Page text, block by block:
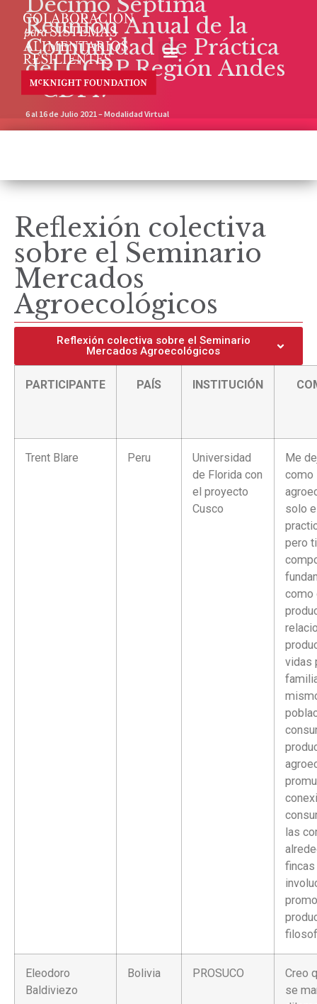
Reunión Anual de la
Comunidad de Práctica
del CCRP Región Andes
- CDP17
6 al 16 de Julio 2021 – Modalidad Virtual
Reflexión colectiva
sobre el Seminario
Mercados
Agroecológicos
Reflexión colectiva sobre el Seminario
Mercados Agroecológicos
PARTICIPANTE PAÍS INSTITUCIÓN
Trent Blare Peru
Universidad
de Florida con
el proyecto
Cusco
Me
como
solo
pero
como
vidas
las
Eleodoro
Baldiviezo
Bolivia PROSUCO
Creo
se